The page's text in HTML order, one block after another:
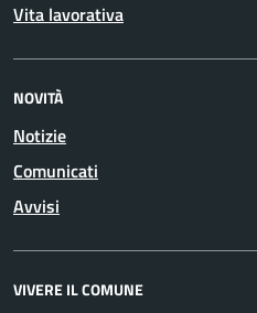
Vita lavorativa
NOVITÀ
Notizie
Comunicati
Avvisi
VIVERE IL COMUNE